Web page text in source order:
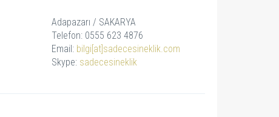
Adapazarı / SAKARYA
Telefon: 0555 623 4876
Email: bilgi[at]sadecesineklik.com
Skype: sadecesineklik